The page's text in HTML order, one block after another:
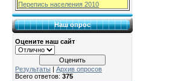
Перепись населения 2010
Наш опрос
Оцените наш сайт
Результаты
Архив опросов
Всего ответов: 375